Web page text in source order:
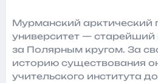
Мурманский арктический
университет — старейший
за Полярным кругом. За
историю существования
учительского института